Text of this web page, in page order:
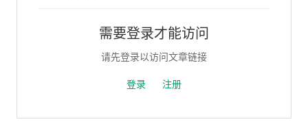
需要登录才能访问
请先登录以访问文章链接
登录 注册